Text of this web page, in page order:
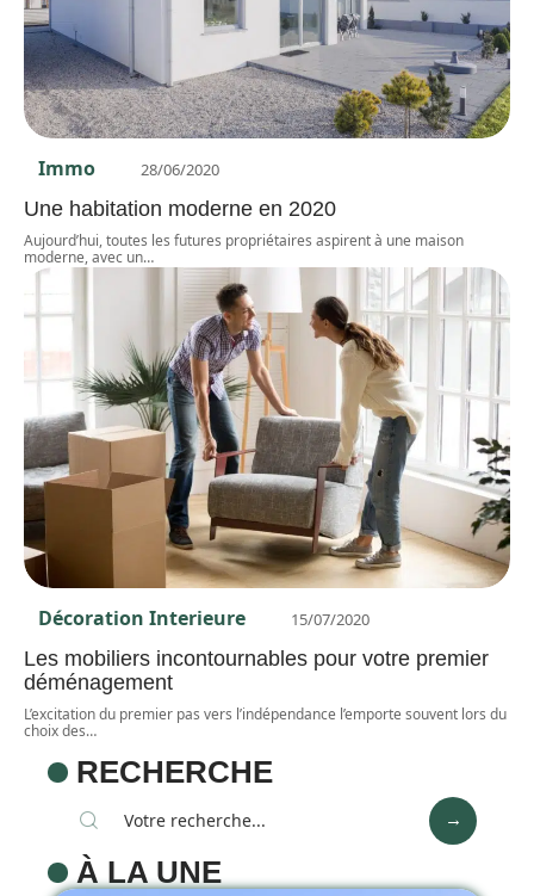
Immo 28/06/2020
Une habitation moderne en 2020
Aujourd’hui, toutes les futures propriétaires aspirent à une maison
moderne, avec un…
Décoration Interieure 15/07/2020
Les mobiliers incontournables pour votre premier
déménagement
L’excitation du premier pas vers l’indépendance l’emporte souvent lors du
choix des…
RECHERCHE
À LA UNE